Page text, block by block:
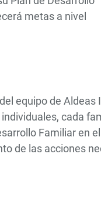
metas a nivel
equipo de
cada
Familiar
de las acciones